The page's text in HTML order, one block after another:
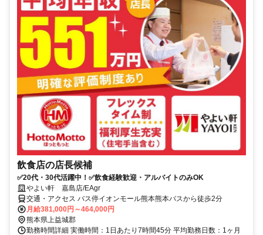
飲食店の店長候補
✅20代・30代活躍中！✅飲食経験歓迎・アルバイトのみOK
やよい軒 嘉島店/EAgr
交通・アクセス バス停イオンモール熊本熊本バスから徒歩2分
月給381,000円～464,000円
熊本県上益城郡
勤務時間詳細 実働時間：1日あたり7時間45分 平均勤務日数：1ヶ月